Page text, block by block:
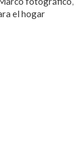
el hogar